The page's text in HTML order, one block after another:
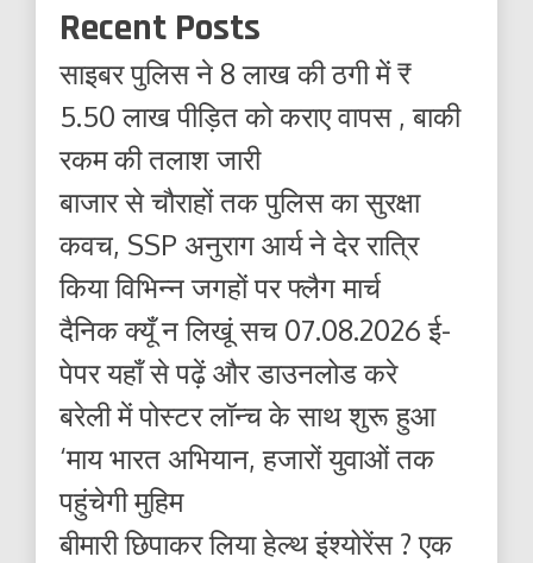
Recent Posts
साइबर पुलिस ने 8 लाख की ठगी में ₹
5.50 लाख पीड़ित को कराए वापस , बाकी
रकम की तलाश जारी
बाजार से चौराहों तक पुलिस का सुरक्षा
कवच, SSP अनुराग आर्य ने देर रात्रि
किया विभिन्न जगहों पर फ्लैग मार्च
दैनिक क्यूँ न लिखूं सच 07.08.2026 ई-
पेपर यहाँ से पढ़ें और डाउनलोड करे
बरेली में पोस्टर लॉन्च के साथ शुरू हुआ
‘माय भारत अभियान, हजारों युवाओं तक
पहुंचेगी मुहिम
बीमारी छिपाकर लिया हेल्थ इंश्योरेंस ? एक